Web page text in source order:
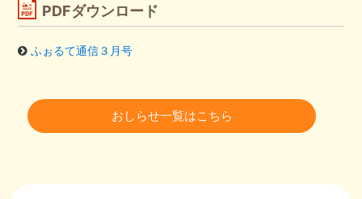
PDFダウンロード
ふぉるて通信３月号
おしらせ一覧はこちら